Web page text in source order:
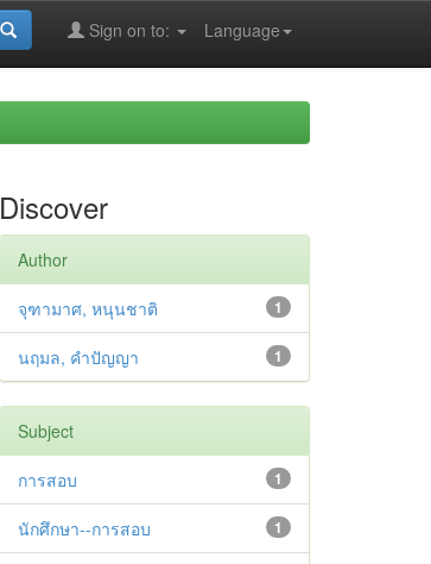
Language
Sign on to:
Discover
Author
1
จุฑามาศ, หนุนชาติ
1
นฤมล, คำปัญญา
Subject
1
การสอบ
1
นักศึกษา--การสอบ